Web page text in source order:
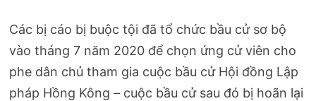
Các bị cáo bị buộc tội đã tổ chức bầu cử sơ bộ
vào tháng 7 năm 2020 để chọn ứng cử viên cho
phe dân chủ tham gia cuộc bầu cử Hội đồng Lập
pháp Hồng Kông – cuộc bầu cử sau đó bị hoãn lại